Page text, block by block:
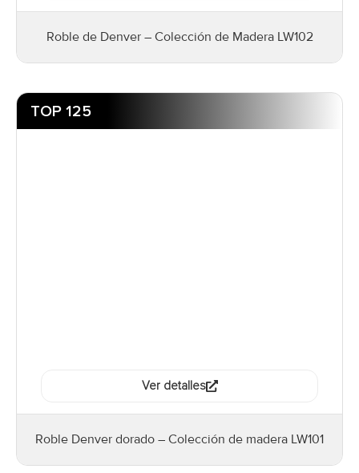
Roble de Denver – Colección de Madera LW102
TOP 125
Ver detalles
Roble Denver dorado – Colección de madera LW101